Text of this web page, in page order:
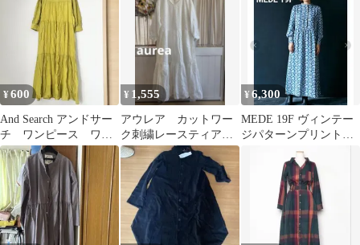
ス ネイビー
¥600
And Search アンドサー
チ ワンピース ワン
ピ 黄色 イエロー
ロング
¥ 1,555
アウレア カットワー
ク刺繍レースティアー
ドワンピースF ホワイ
ト 綿100%
¥ 6,300
MEDE 19F ヴィンテー
ジパターンプリントマ
キシワンピース フェリ